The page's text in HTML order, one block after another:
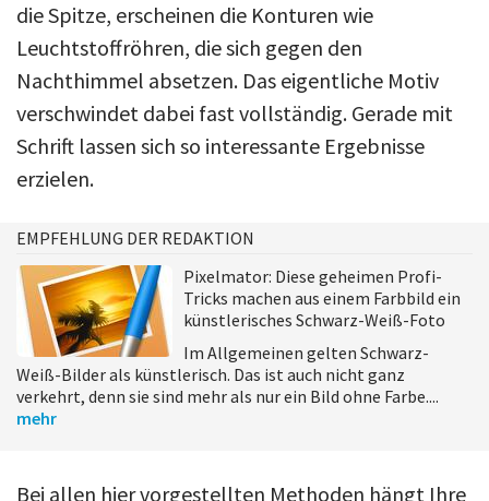
die Spitze, erscheinen die Konturen wie
Leuchtstoffröhren, die sich gegen den
Nachthimmel absetzen. Das eigentliche Motiv
verschwindet dabei fast vollständig. Gerade mit
Schrift lassen sich so interessante Ergebnisse
erzielen.
EMPFEHLUNG DER REDAKTION
Pixelmator: Diese geheimen Profi-
Tricks machen aus einem Farbbild ein
künstlerisches Schwarz-Weiß-Foto
Im Allgemeinen gelten Schwarz-
Weiß-Bilder als künstlerisch. Das ist auch nicht ganz
verkehrt, denn sie sind mehr als nur ein Bild ohne Farbe....
mehr
Bei allen hier vorgestellten Methoden hängt Ihre